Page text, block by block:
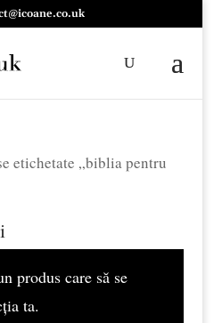
etichetate „biblia pentru
produs care să se
ta.